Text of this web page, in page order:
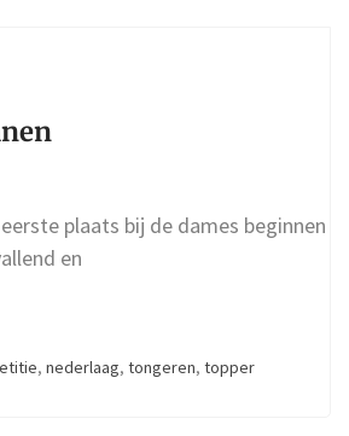
plaats bij de dames beginnen
en
, nederlaag, tongeren, topper